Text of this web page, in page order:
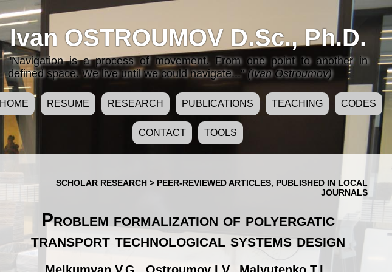
Ivan OSTROUMOV D.Sc., Ph.D.
"Navigation is a process of movement. From one point to another in
defined space. We live until we could navigate..."(Ivan Ostroumov)
HOME RESUME RESEARCH PUBLICATIONS TEACHING CODES
CONTACT TOOLS
SCHOLAR RESEARCH > PEER-REVIEWED ARTICLES, PUBLISHED IN LOCAL
JOURNALS
Problem formalization of polyergatic
transport technological systems design